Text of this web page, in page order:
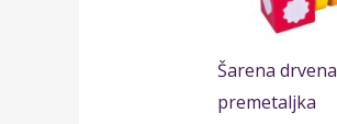
Šarena drvena
premetaljka